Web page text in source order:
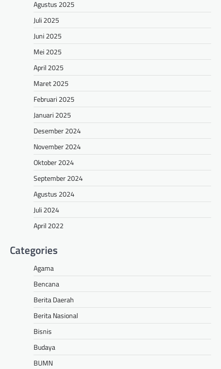
Agustus 2025
Juli 2025
Juni 2025
Mei 2025
April 2025
Maret 2025
Februari 2025
Januari 2025
Desember 2024
November 2024
Oktober 2024
September 2024
Agustus 2024
Juli 2024
April 2022
Categories
Agama
Bencana
Berita Daerah
Berita Nasional
Bisnis
Budaya
BUMN